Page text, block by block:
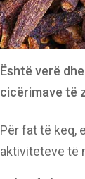
Është verë
cicërimave të
Për fat të keq,
aktiviteteve të